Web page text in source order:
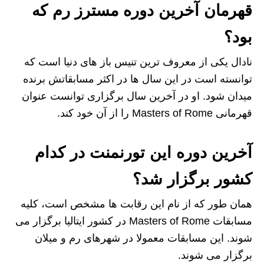
قهرمان آخرین دوره مسترز رم که
بود؟
نادال یکی از معروف ترین تنیس باز های دنیا است که
توانسته است در این سال ها در اکثر مسابقاتش برنده
میدان شود. او در آخرین سال برگزاری توانست عنوان
قهرمانی Masters of Rome را از آن خود کند.
آخرین دوره این تورنمنت در کدام
کشور برگزار شد؟
همان طور که از نام این رقابت ها مشخص است، کلیه
مسابقات Masters of Rome در کشور ایتالیا برگزار می
شوند. این مسابقات معمولا در شهرهای رم و میلان
برگزار می شوند.